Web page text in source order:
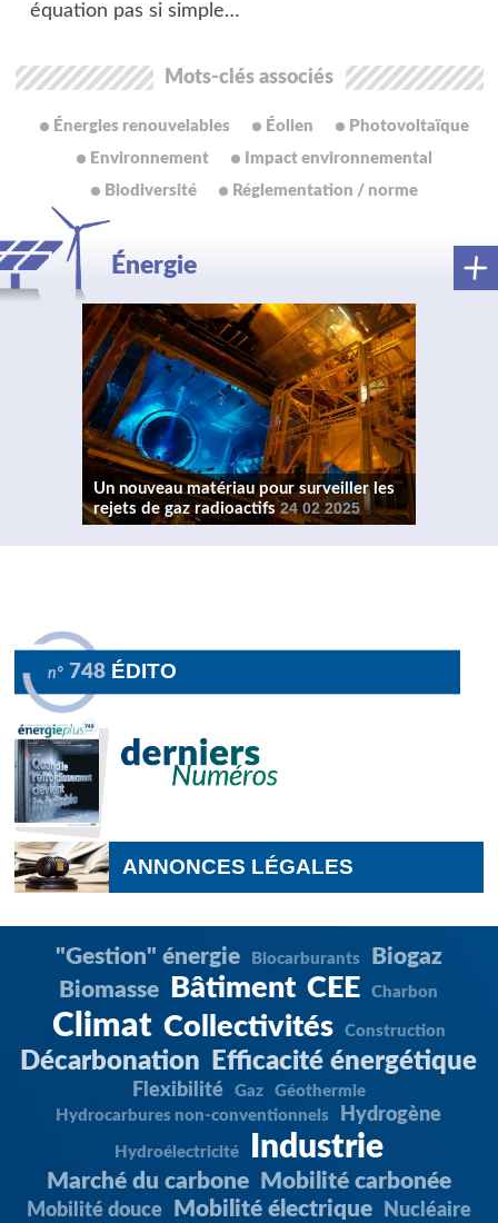
équation pas si simple…
Mots-clés associés
Énergies renouvelables Éolien
Photovoltaïque
Environnement
Impact environnemental
Biodiversité
Réglementation / norme
Énergie
Un nouveau matériau pour surveiller les
rejets de gaz radioactifs24 02 2025
n° 748 ÉDITO
ANNONCES LÉGALES
"Gestion" énergie Biocarburants
Biogaz
Biomasse
Bâtiment CEE Charbon
Climat Collectivités Construction
Décarbonation Efficacité énergétique
Flexibilité Gaz
Géothermie
Hydrocarbures non-conventionnels
Hydrogène
Hydroélectricité Industrie
Marché du carbone Mobilité carbonée
Mobilité douce Mobilité électrique Nucléaire